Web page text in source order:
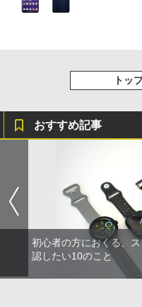
トッ
おすすめ記事
初心者の方におくる、
認したい10のこと